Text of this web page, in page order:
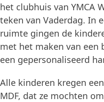
het clubhuis van YMCA
teken van Vaderdag. In
ruimte gingen de
met het maken van een
een gepersonaliseerd
Alle kinderen kregen
MDF, dat ze mochten